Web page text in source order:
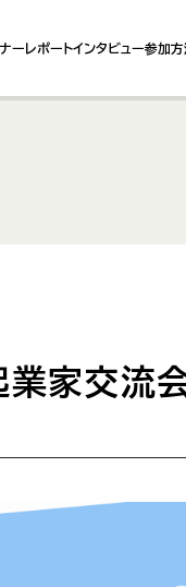
ーレポートインタビュー参加方
家交流